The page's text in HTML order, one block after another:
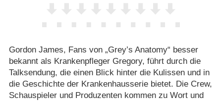
Gordon James, Fans von „Grey’s Anatomy“ besser
bekannt als Krankenpfleger Gregory, führt durch die
Talksendung, die einen Blick hinter die Kulissen und in
die Geschichte der Krankenhausserie bietet. Die Crew,
Schauspieler und Produzenten kommen zu Wort und